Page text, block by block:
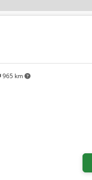
965 km